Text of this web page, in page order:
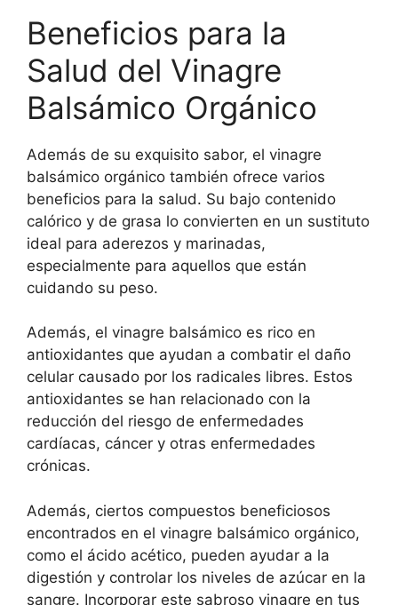
Beneficios para la
Salud del Vinagre
Balsámico Orgánico
Además de su exquisito sabor, el vinagre
balsámico orgánico también ofrece varios
beneficios para la salud. Su bajo contenido
calórico y de grasa lo convierten en un sustituto
ideal para aderezos y marinadas,
especialmente para aquellos que están
cuidando su peso.
Además, el vinagre balsámico es rico en
antioxidantes que ayudan a combatir el daño
celular causado por los radicales libres. Estos
antioxidantes se han relacionado con la
reducción del riesgo de enfermedades
cardíacas, cáncer y otras enfermedades
crónicas.
Además, ciertos compuestos beneficiosos
encontrados en el vinagre balsámico orgánico,
como el ácido acético, pueden ayudar a la
digestión y controlar los niveles de azúcar en la
sangre. Incorporar este sabroso vinagre en tus